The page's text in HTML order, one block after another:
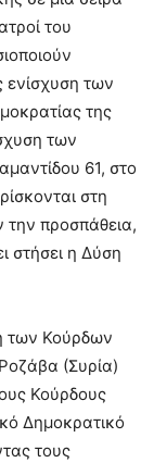
του
των
της
των
61, στο
στη
προσπάθεια,
στήσει η Δύση
των Κούρδων
(Συρία)
Κούρδους
Δημοκρατικό
τους